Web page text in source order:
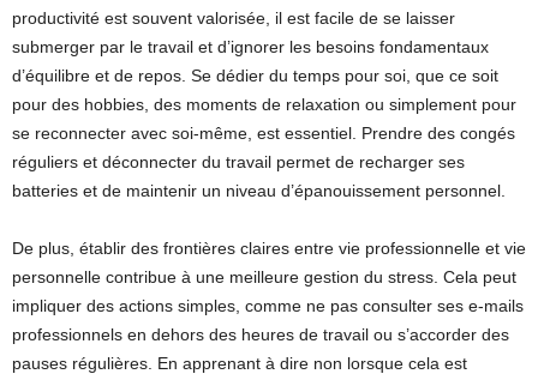
productivité est souvent valorisée, il est facile de se laisser
submerger par le travail et d’ignorer les besoins fondamentaux
d’équilibre et de repos. Se dédier du temps pour soi, que ce soit
pour des hobbies, des moments de relaxation ou simplement pour
se reconnecter avec soi-même, est essentiel. Prendre des congés
réguliers et déconnecter du travail permet de recharger ses
batteries et de maintenir un niveau d’épanouissement personnel.
De plus, établir des frontières claires entre vie professionnelle et vie
personnelle contribue à une meilleure gestion du stress. Cela peut
impliquer des actions simples, comme ne pas consulter ses e-mails
professionnels en dehors des heures de travail ou s’accorder des
pauses régulières. En apprenant à dire non lorsque cela est